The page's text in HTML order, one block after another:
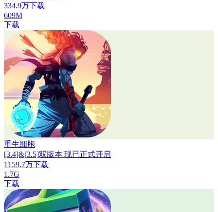
334.9万下载
609M
下载
重生细胞
[3.4]&[3.5]双版本 现已正式开启
1159.7万下载
1.7G
下载